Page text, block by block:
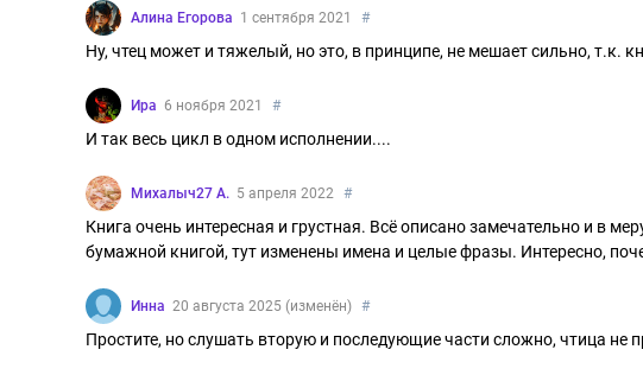
Алина Егорова 1 сентября 2021 #
Ну, чтец может и тяжелый, но это, в принципе, не мешает сильно, т.к.
Ира 6 ноября 2021 #
И так весь цикл в одном исполнении....
Михалыч27 А. 5 апреля 2022 #
Книга очень интересная и грустная. Всё описано замечательно и в
бумажной книгой, тут изменены имена и целые фразы. Интересно,
Инна 20 августа 2025 (изменён) #
Простите, но слушать вторую и последующие части сложно, чтица не